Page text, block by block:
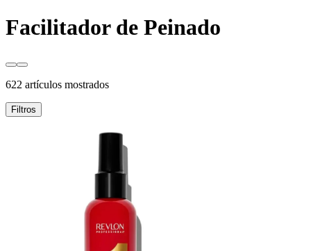
Facilitador de Peinado
622 artículos mostrados
Filtros